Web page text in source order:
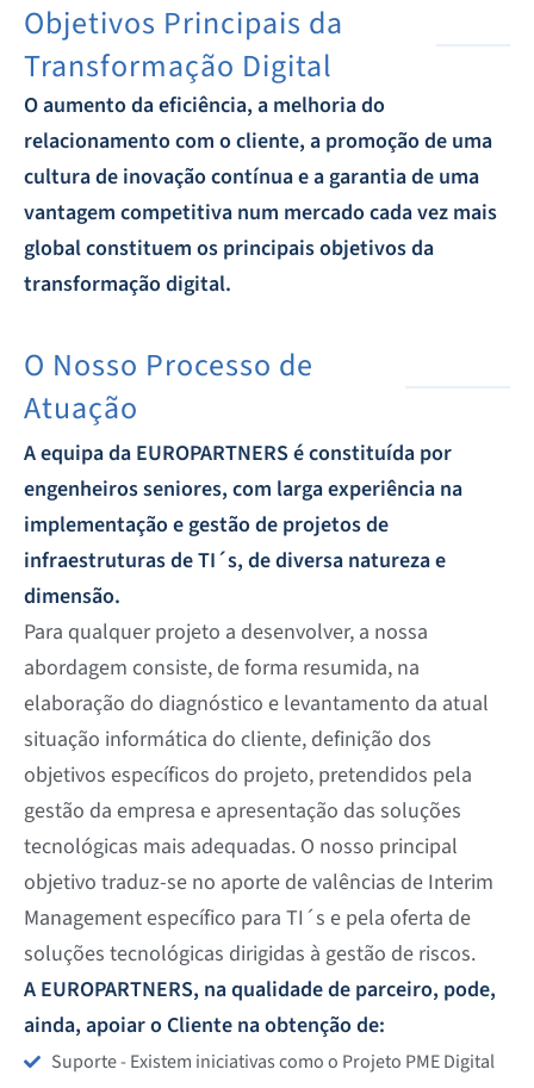
Objetivos Principais da
Transformação Digital
O aumento da eficiência, a melhoria do
relacionamento com o cliente, a promoção de uma
cultura de inovação contínua e a garantia de uma
vantagem competitiva num mercado cada vez mais
global constituem os principais objetivos da
transformação digital.
O Nosso Processo de
Atuação
A equipa da EUROPARTNERS é constituída por
engenheiros seniores, com larga experiência na
implementação e gestão de projetos de
infraestruturas de TI´s, de diversa natureza e
dimensão.
Para qualquer projeto a desenvolver, a nossa
abordagem consiste, de forma resumida, na
elaboração do diagnóstico e levantamento da atual
situação informática do cliente, definição dos
objetivos específicos do projeto, pretendidos pela
gestão da empresa e apresentação das soluções
tecnológicas mais adequadas. O nosso principal
objetivo traduz-se no aporte de valências de Interim
Management específico para TI´s e pela oferta de
soluções tecnológicas dirigidas à gestão de riscos.
A EUROPARTNERS, na qualidade de parceiro, pode,
ainda, apoiar o Cliente na obtenção de:
Suporte - Existem iniciativas como o Projeto PME Digital